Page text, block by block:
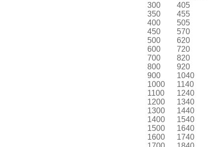
300
405
350
455
400
505
450
570
500
620
600
720
700
820
800
920
900
1040
1000
1140
1100
1240
1200
1340
1300
1440
1400
1540
1500
1640
1600
1740